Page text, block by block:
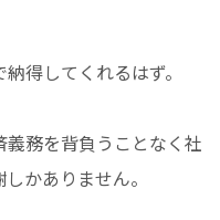
得してくれるはず。
務を背負うことなく社
かありません。